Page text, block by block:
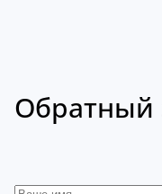
Обратный